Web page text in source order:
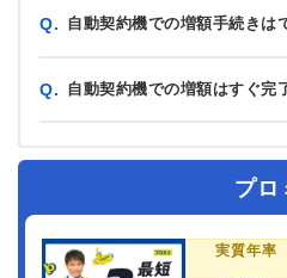
Q. 自動契約機での増額手続きは
Q. 自動契約機での増額はすぐ完
プロ
実質年率